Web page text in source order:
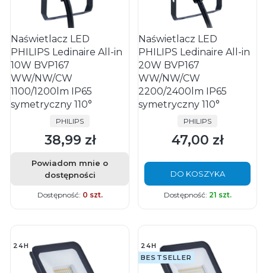
Naświetlacz LED
PHILIPS Ledinaire All-in
10W BVP167
WW/NW/CW
1100/1200lm IP65
symetryczny 110°
PRODUCENT
PHILIPS
Cena
38,99 zł
Powiadom mnie o
dostępności
Dostępność: 0 szt.
Naświetlacz LED
PHILIPS Ledinaire All-in
20W BVP167
WW/NW/CW
2200/2400lm IP65
symetryczny 110°
PRODUCENT
PHILIPS
Cena
47,00 zł
DO KOSZYKA
Dostępność: 21 szt.
24H
24H
BESTSELLER